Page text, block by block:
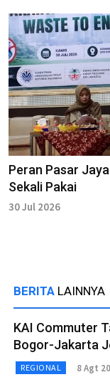
Peran Pasar
Sekali Pakai
30 Jul 2026
BERITA LAINNYA
KAI Commuter
Bogor-Jakarta
REGIONAL 8 Agt